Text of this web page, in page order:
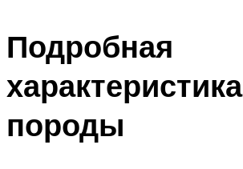
Подробная
характеристика
породы